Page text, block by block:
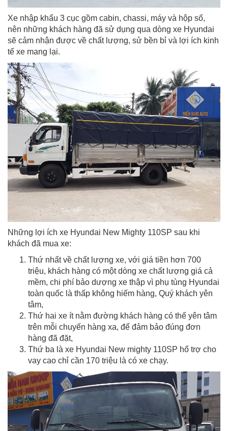
Xe nhập khẩu 3 cục gồm cabin, chassi, máy và hộp số,
nên những khách hàng đã sử dụng qua dòng xe Hyundai
sẽ cảm nhận được về chất lượng, sử bền bỉ và lợi ích kinh
tế xe mang lại.
Những lợi ích xe Hyundai New Mighty 110SP sau khi
khách đã mua xe:
Thứ nhất về chất lượng xe, với giá tiền hơn 700
triệu, khách hàng có một dòng xe chất lượng giá cả
mềm, chi phí bảo dượng xe thập vì phụ tùng Hyundai
toàn quốc là thấp không hiếm hàng, Quý khách yên
tâm,
Thứ hai xe ít nằm đường khách hàng có thế yên tâm
trên mỗi chuyến hàng xa, để đảm bảo đúng đơn
hàng đã đặt,
Thứ ba là xe Hyundai New mighty 110SP hổ trợ cho
vay cao chỉ cần 170 triệu là có xe chạy.